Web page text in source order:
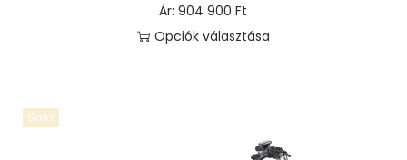
Ár:904 900Ft
Opciók választása
Sale!